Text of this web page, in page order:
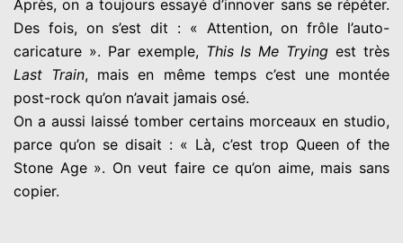
Après, on a toujours essayé d’innover sans se répéter.
Des fois, on s’est dit : « Attention, on frôle l’auto-
caricature ». Par exemple, This Is Me Trying est très
Last Train, mais en même temps c’est une montée
post-rock qu’on n’avait jamais osé.
On a aussi laissé tomber certains morceaux en studio,
parce qu’on se disait : « Là, c’est trop Queen of the
Stone Age ». On veut faire ce qu’on aime, mais sans
copier.